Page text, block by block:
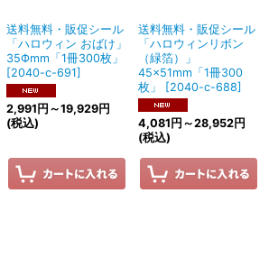
送料無料・販促シール
「ハロウィン おばけ」
35Фmm「1冊300枚」
[2040-c-691]
2,991 円 ～19,929円
(税込)
送料無料・販促シール
「ハロウィンリボン
（緑箔）」
45×51mm「1冊300
枚」
[2040-c-688]
4,081 円 ～28,952円
(税込)